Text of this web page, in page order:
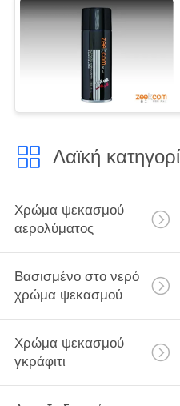
Λαϊκή
Χρώμα ψεκασμού
αερολύματος
Βασισμένο στο νερό
χρώμα ψεκασμού
Χρώμα ψεκασμού
γκράφιτι